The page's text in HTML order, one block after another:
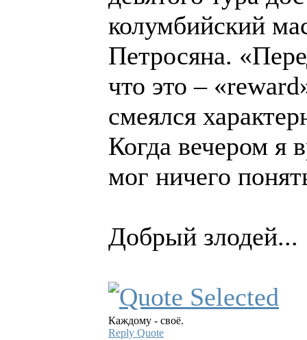
колумбийский
Петросяна.
что это –
смеялся
Когда вечером я
мог ничего
Добрый злодей...
Каждому - своё.
Reply Quote